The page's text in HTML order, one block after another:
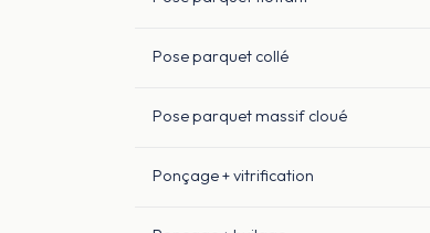
Pose parquet collé
Pose parquet massif cloué
Ponçage + vitrification